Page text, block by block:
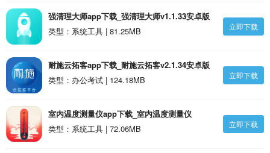
强清理大师app下载_强清理大师v1.1.33安卓版
类型：系统工具 | 81.25MB
立即下载
耐施云拓客app下载_耐施云拓客v2.1.34安卓版
类型：办公考试 | 124.18MB
立即下载
室内温度测量仪app下载_室内温度测量仪
v3.1.36安卓版
类型：系统工具 | 72.06MB 立即下载